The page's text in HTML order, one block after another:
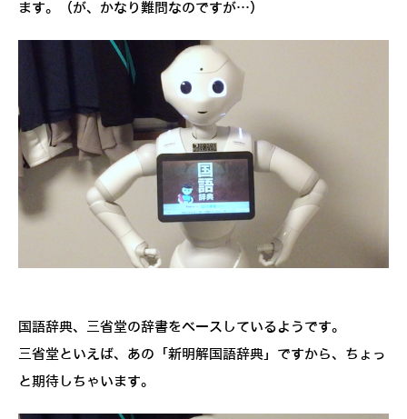
ます。（が、かなり難問なのですが…）
国語辞典、三省堂の辞書をベースしているようです。
三省堂といえば、あの「新明解国語辞典」ですから、ちょっ
と期待しちゃいます。